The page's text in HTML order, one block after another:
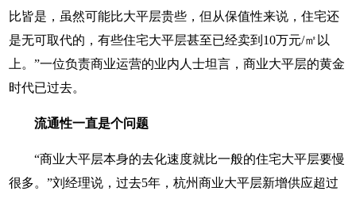
比皆是，虽然可能比大平层贵些，但从保值性来说，住宅还
是无可取代的，有些住宅大平层甚至已经卖到10万元/㎡以
上。”一位负责商业运营的业内人士坦言，商业大平层的黄金
时代已过去。
流通性一直是个问题
“商业大平层本身的去化速度就比一般的住宅大平层要慢
很多。”刘经理说，过去5年，杭州商业大平层新增供应超过